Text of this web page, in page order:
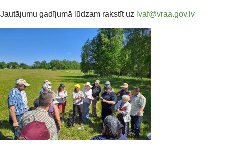
Jautājumu gadījumā lūdzam rakstīt uz lvaf@vraa.gov.lv